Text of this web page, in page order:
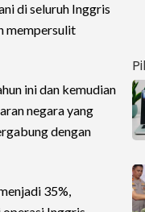
di seluruh Inggris
mempersulit
ini dan kemudian
negara yang
dengan
35%,